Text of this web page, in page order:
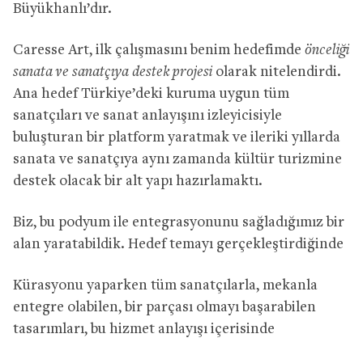
Büyükhanlı’dır.
Caresse Art, ilk çalışmasını benim hedefimde önceliği
sanata ve sanatçıya destek projesi olarak nitelendirdi.
Ana hedef Türkiye’deki kuruma uygun tüm
sanatçıları ve sanat anlayışını izleyicisiyle
buluşturan bir platform yaratmak ve ileriki yıllarda
sanata ve sanatçıya aynı zamanda kültür turizmine
destek olacak bir alt yapı hazırlamaktı.
Biz, bu podyum ile entegrasyonunu sağladığımız bir
alan yaratabildik. Hedef temayı gerçekleştirdiğinde
Kürasyonu yaparken tüm sanatçılarla, mekanla
entegre olabilen, bir parçası olmayı başarabilen
tasarımları, bu hizmet anlayışı içerisinde